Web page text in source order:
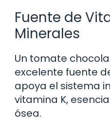
Fuente de
Minerales
Un tomate
excelente fuente
apoya el sistema
vitamina K,
ósea.